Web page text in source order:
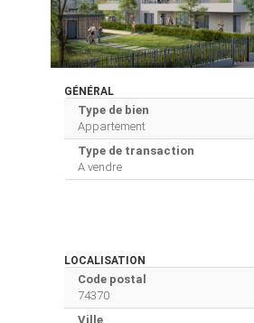
GÉNÉRAL
Type de bien
Appartement
Type de transaction
A vendre
LOCALISATION
Code postal
74370
Ville